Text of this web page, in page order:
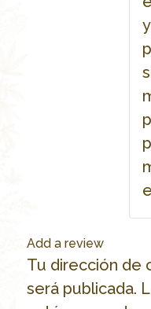
Add a review
Tu dirección de
será publicada.